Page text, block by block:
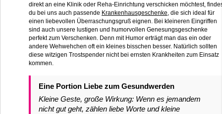
direkt an eine Klinik oder Reha-Einrichtung verschicken möchtest,
du bei uns auch passende Krankenhausgeschenke , die sich ideal für
einen liebevollen Überraschungsgruß eignen. Bei kleineren Eingriffen
sind auch unsere lustigen und humorvollen Genesungsgeschenke
perfekt zum Verschenken. Denn mit Humor erträgt man das ein oder
andere Wehwehchen oft ein kleines bisschen besser. Natürlich sollten
diese witzigen Trostspender nicht bei ernsten Krankheiten zum Einsatz
kommen.
Eine Portion Liebe zum Gesundwerden
Kleine Geste, große Wirkung: Wenn es jemandem
nicht gut geht, zählen liebe Worte und kleine